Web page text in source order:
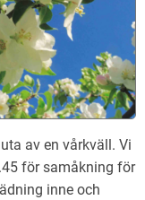
av en vårkväll. Vi
för samåkning för
inne och